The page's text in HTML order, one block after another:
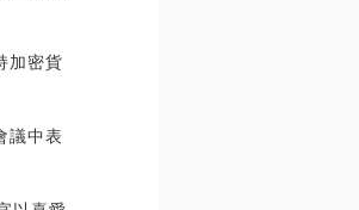
加密貨
議中表